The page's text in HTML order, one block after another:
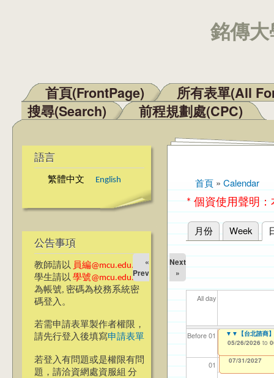
銘傳
主選單
首頁(FrontPage)
所有表單(All
搜尋(Search)
前程規劃處(CPC)
語言
繁體中文 English
公告事項
教師請以 員編@mcu.edu.tw
學生請以 學號@mcu.edu.tw
為帳號, 密碼為校務系統密
碼登入。
若需申請表單製作者權限，
請先行登入後填寫申請表單
若登入有問題或是權限有問
題，請洽資網處資服組 分
您在這裡
首頁 » Calendar
* 個資使用聲明
主要索引標籤
月份 Week
«
Prev
Next
»
All day
Before 01
01
【資網處】
整合系統～表單
12/31/2027
【財務處】工讀
11/12/2021 to
【財務處】漏打
錄
07/31/2027
114
04/
114
02/
114
03/
【學
07/
教務
11/
商品
11/
【教學暨學習資
05/18/2026 to
▼▼【台北諮商
05/26/2026 to